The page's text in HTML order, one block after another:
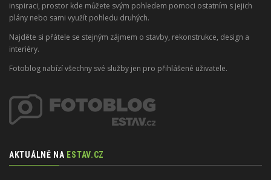
inspiraci, prostor kde můžete svým pohledem pomoci ostatním s jejich
plány nebo sami využít pohledu druhých.
Najděte si přátele se stejným zájmem o stavby, rekonstrukce, design a
interiéry.
Fotoblog nabízí všechny své služby jen pro přihlášené uživatele.
AKTUÁLNĚ NA ESTAV.CZ